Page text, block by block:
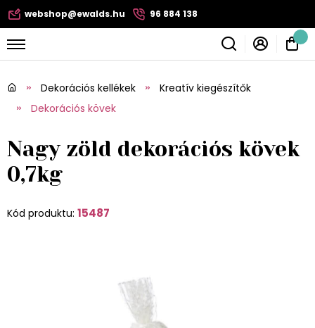
webshop@ewalds.hu 96 884 138
Dekorációs kellékek
Kreatív kiegészítők
Dekorációs kövek
Nagy zöld dekorációs kövek
0,7kg
Kód produktu: 15487